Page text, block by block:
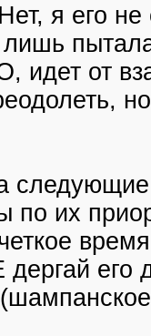
я его
идет от
по их
его